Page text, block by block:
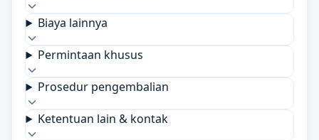
Biaya lainnya
Permintaan khusus
Prosedur pengembalian
Ketentuan lain & kontak